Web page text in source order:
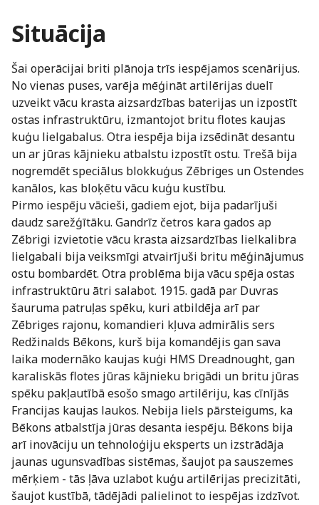
Situācija
Šai operācijai briti plānoja trīs iespējamos scenārijus.
No vienas puses, varēja mēģināt artilērijas duelī
uzveikt vācu krasta aizsardzības baterijas un izpostīt
ostas infrastruktūru, izmantojot britu flotes kaujas
kuģu lielgabalus. Otra iespēja bija izsēdināt desantu
un ar jūras kājnieku atbalstu izpostīt ostu. Trešā bija
nogremdēt speciālus blokkuģus Zēbriges un Ostendes
kanālos, kas bloķētu vācu kuģu kustību.
Pirmo iespēju vācieši, gadiem ejot, bija padarījuši
daudz sarežģītāku. Gandrīz četros kara gados ap
Zēbrigi izvietotie vācu krasta aizsardzības lielkalibra
lielgabali bija veiksmīgi atvairījuši britu mēģinājumus
ostu bombardēt. Otra problēma bija vācu spēja ostas
infrastruktūru ātri salabot. 1915. gadā par Duvras
šauruma patruļas spēku, kuri atbildēja arī par
Zēbriges rajonu, komandieri kļuva admirālis sers
Redžinalds Bēkons, kurš bija komandējis gan sava
laika modernāko kaujas kuģi HMS Dreadnought, gan
karaliskās flotes jūras kājnieku brigādi un britu jūras
spēku pakļautībā esošo smago artilēriju, kas cīnījās
Francijas kaujas laukos. Nebija liels pārsteigums, ka
Bēkons atbalstīja jūras desanta iespēju. Bēkons bija
arī inovāciju un tehnoloģiju eksperts un izstrādāja
jaunas ugunsvadības sistēmas, šaujot pa sauszemes
mērķiem - tās ļāva uzlabot kuģu artilērijas precizitāti,
šaujot kustībā, tādējādi palielinot to iespējas izdzīvot.